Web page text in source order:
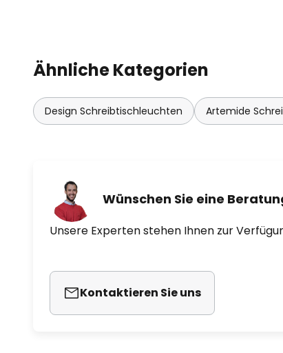
Ähnliche Kategorien
Design Schreibtischleuchten Artemide
Wünschen Sie eine
Unsere Experten stehen Ihnen zur
Kontaktieren Sie uns